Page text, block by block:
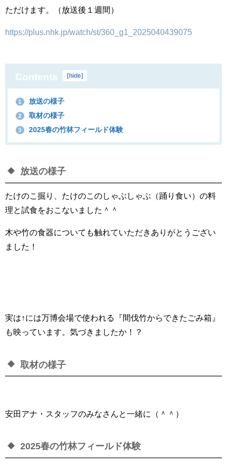
ただけます。（放送後１週間）
https://plus.nhk.jp/watch/st/360_g1_2025040439075
Contents hide
1 放送の様子
2 取材の様子
3 2025春の竹林フィールド体験
放送の様子
たけのこ掘り、たけのこのしゃぶしゃぶ（踊り食い）の料
理と試食をおこないました＾＾
木や竹の食器についても触れていただきありがとうござい
ました！
実は↑には万博会場で使われる『間伐竹からできたごみ箱』
も映っています。気づきましたか！？
取材の様子
安田アナ・スタッフのみなさんと一緒に（＾＾）
2025春の竹林フィールド体験